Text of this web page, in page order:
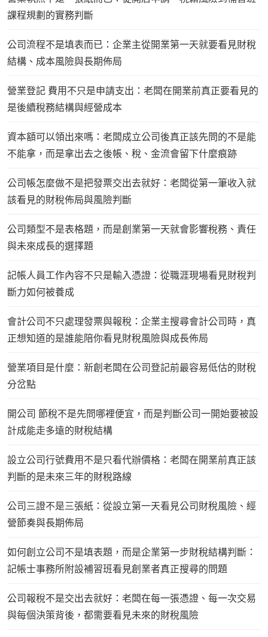
課程規劃的實務判斷
公司流程不是填表而已：企業主從開業第一天就要看見財稅
結構、成本風險與長期佈局
營業登記 費用不只是申請支出：老闆在開業前真正要看見的
是後續稅務結構與經營成本
資本額可以領出來嗎：老闆成立公司後真正該先問的不是能
不能拿，而是拿出去之後帳、稅、金流會留下什麼痕跡
公司帳怎麼做不是把發票交出去就好：老闆從第一筆收入就
該看見的財稅佈局與風險判斷
公司類型不是表格題，而是創業第一天就會影響稅務、責任
與未來成長的選擇題
記帳人員工作內容不只是輸入憑證：從職涯現場看見財稅判
斷力如何被養成
會計公司不只處理發票與報稅：企業主搜尋會計公司時，真
正想知道的是誰能陪你看見財稅風險與成長佈局
營業項目是什麼：新創老闆在公司登記前最容易低估的財稅
分岔點
開公司 節稅不是先問哪裡便宜，而是判斷公司一開始要被設
計成能走多遠的財稅結構
設立公司行號費用不是只看代辦價格：老闆在開業前真正該
判斷的是未來三年的財稅路線
公司三證不是三張紙：從設立第一天看見公司財稅風險、經
營節奏與長期佈局
如何創立公司不是填表題，而是企業第一步財稅結構判斷：
記帳士事務所附設補習班看見創業者真正搜尋的問題
公司報稅不是交出去就好：老闆在每一張憑證、每一次交易
與每個決策背後，都需要看見未來的財稅風險